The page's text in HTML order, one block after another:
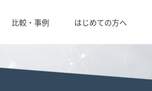
比較・事例 はじめての方へ